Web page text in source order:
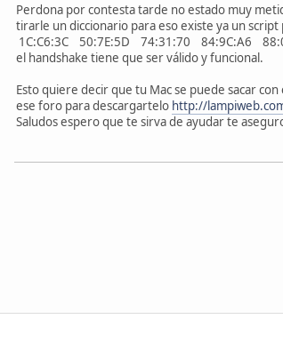
Perdona por contesta tarde no estado muy
tirarle un diccionario para eso existe ya un
1C:C6:3C 50:7E:5D 74:31:70 84:9C:A6
el handshake tiene que ser válido y funcional.
Esto quiere decir que tu Mac se puede sacar
ese foro para descargartelo http://
Saludos espero que te sirva de ayudar te